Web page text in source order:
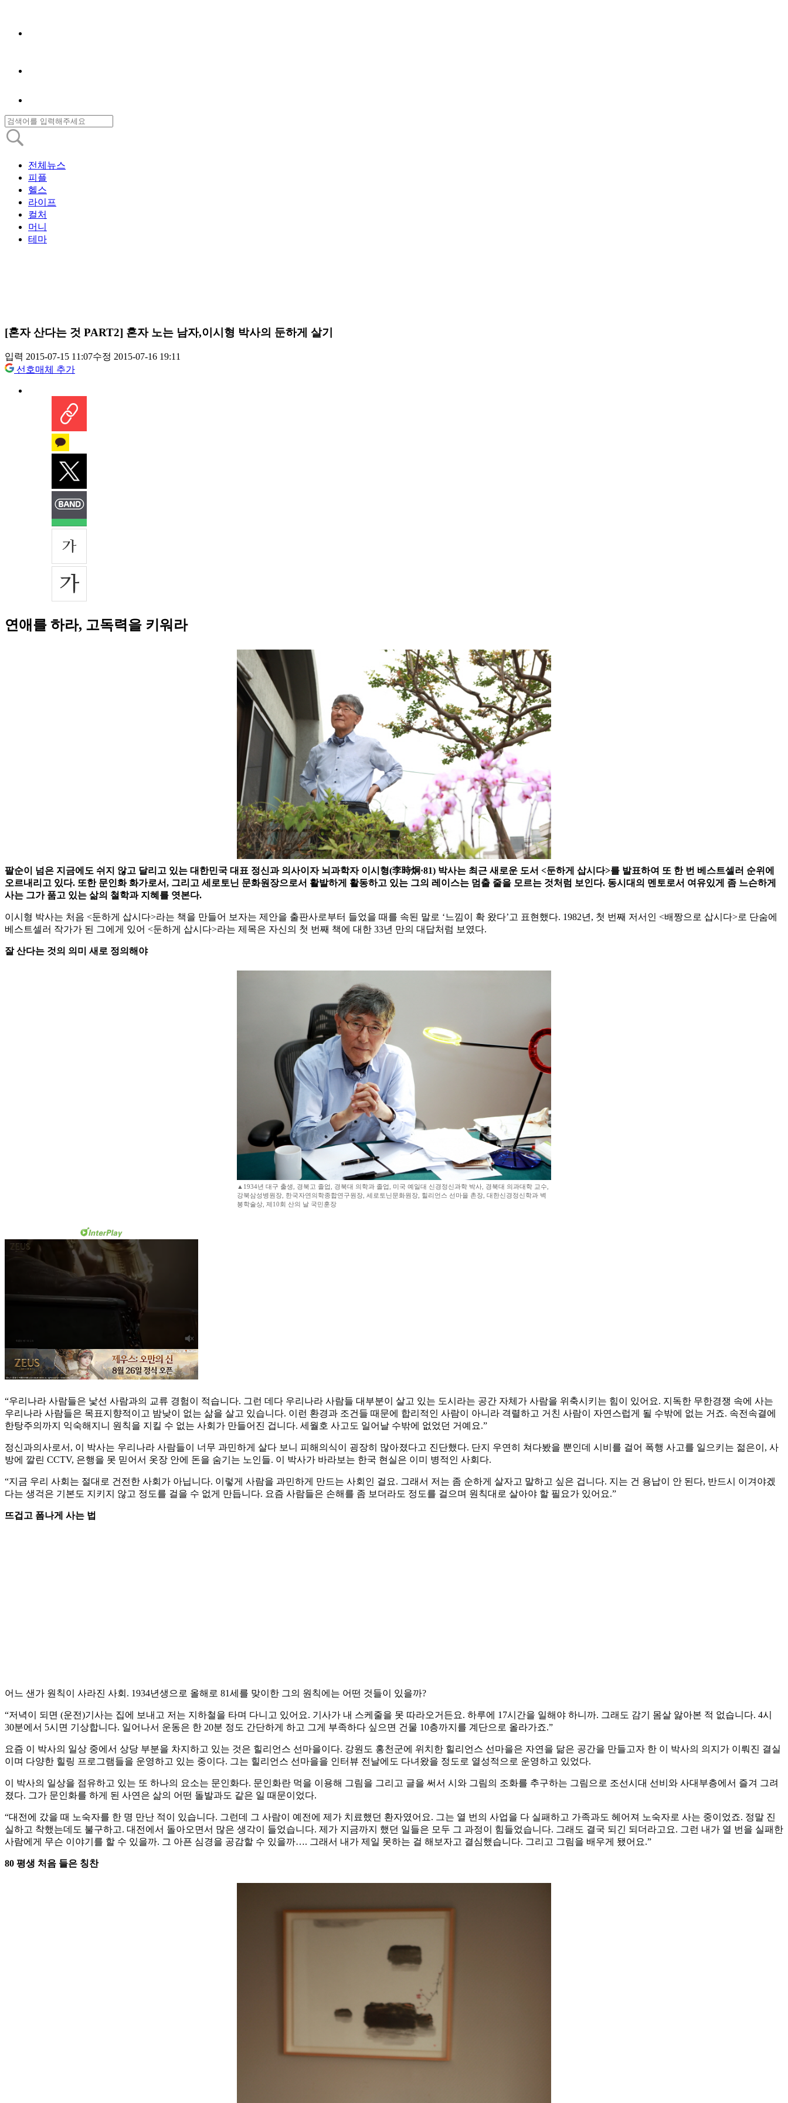
전체뉴스
피플
헬스
라이프
컬처
머니
테마
[혼자 산다는 것 PART2] 혼자 노는 남자,이시형 박사의 둔하게 살기
입력 2015-07-15 11:07수정 2015-07-16 19:11
선호매체 추가
연애를 하라, 고독력을 키워라
팔순이 넘은 지금에도 쉬지 않고 달리고 있는 대한민국 대표 정신과 의사이자 뇌과학자 이시형(李時炯·81) 박사는 최근 새로운 도서 <둔하게 삽시다>를 발표하여 또 한 번 베스트셀러 순위에
오르내리고 있다. 또한 문인화 화가로서, 그리고 세로토닌 문화원장으로서 활발하게 활동하고 있는 그의 레이스는 멈출 줄을 모르는 것처럼 보인다. 동시대의 멘토로서 여유있게 좀 느슨하게
사는 그가 품고 있는 삶의 철학과 지혜를 엿본다.
이시형 박사는 처음 <둔하게 삽시다>라는 책을 만들어 보자는 제안을 출판사로부터 들었을 때를 속된 말로 ‘느낌이 확 왔다’고 표현했다. 1982년, 첫 번째 저서인 <배짱으로 삽시다>로 단숨에
베스트셀러 작가가 된 그에게 있어 <둔하게 삽시다>라는 제목은 자신의 첫 번째 책에 대한 33년 만의 대답처럼 보였다.
잘 산다는 것의 의미 새로 정의해야
▲1934년 대구 출생, 경북고 졸업, 경북대 의학과 졸업, 미국 예일대 신경정신과학 박사, 경북대 의과대학 교수,
강북삼성병원장, 한국자연의학종합연구원장, 세로토닌문화원장, 힐리언스 선마을 촌장, 대한신경정신학과 벽
봉학술상, 제10회 산의 날 국민훈장
“우리나라 사람들은 낯선 사람과의 교류 경험이 적습니다. 그런 데다 우리나라 사람들 대부분이 살고 있는 도시라는 공간 자체가 사람을 위축시키는 힘이 있어요. 지독한 무한경쟁 속에 사는
우리나라 사람들은 목표지향적이고 밤낮이 없는 삶을 살고 있습니다. 이런 환경과 조건들 때문에 합리적인 사람이 아니라 격렬하고 거친 사람이 자연스럽게 될 수밖에 없는 거죠. 속전속결에
한탕주의까지 익숙해지니 원칙을 지킬 수 없는 사회가 만들어진 겁니다. 세월호 사고도 일어날 수밖에 없었던 거예요.”
정신과의사로서, 이 박사는 우리나라 사람들이 너무 과민하게 살다 보니 피해의식이 굉장히 많아졌다고 진단했다. 단지 우연히 쳐다봤을 뿐인데 시비를 걸어 폭행 사고를 일으키는 젊은이, 사
방에 깔린 CCTV, 은행을 못 믿어서 옷장 안에 돈을 숨기는 노인들. 이 박사가 바라보는 한국 현실은 이미 병적인 사회다.
“지금 우리 사회는 절대로 건전한 사회가 아닙니다. 이렇게 사람을 과민하게 만드는 사회인 걸요. 그래서 저는 좀 순하게 살자고 말하고 싶은 겁니다. 지는 건 용납이 안 된다, 반드시 이겨야겠
다는 생걱은 기본도 지키지 않고 정도를 걸을 수 없게 만듭니다. 요즘 사람들은 손해를 좀 보더라도 정도를 걸으며 원칙대로 살아야 할 필요가 있어요.”
뜨겁고 폼나게 사는 법
어느 샌가 원칙이 사라진 사회. 1934년생으로 올해로 81세를 맞이한 그의 원칙에는 어떤 것들이 있을까?
“저녁이 되면 (운전)기사는 집에 보내고 저는 지하철을 타며 다니고 있어요. 기사가 내 스케줄을 못 따라오거든요. 하루에 17시간을 일해야 하니까. 그래도 감기 몸살 앓아본 적 없습니다. 4시
30분에서 5시면 기상합니다. 일어나서 운동은 한 20분 정도 간단하게 하고 그게 부족하다 싶으면 건물 10층까지를 계단으로 올라가죠.”
요즘 이 박사의 일상 중에서 상당 부분을 차지하고 있는 것은 힐리언스 선마을이다. 강원도 홍천군에 위치한 힐리언스 선마을은 자연을 닮은 공간을 만들고자 한 이 박사의 의지가 이뤄진 결실
이며 다양한 힐링 프로그램들을 운영하고 있는 중이다. 그는 힐리언스 선마을을 인터뷰 전날에도 다녀왔을 정도로 열성적으로 운영하고 있었다.
이 박사의 일상을 점유하고 있는 또 하나의 요소는 문인화다. 문인화란 먹을 이용해 그림을 그리고 글을 써서 시와 그림의 조화를 추구하는 그림으로 조선시대 선비와 사대부층에서 즐겨 그려
졌다. 그가 문인화를 하게 된 사연은 삶의 어떤 돌발과도 같은 일 때문이었다.
“대전에 갔을 때 노숙자를 한 명 만난 적이 있습니다. 그런데 그 사람이 예전에 제가 치료했던 환자였어요. 그는 열 번의 사업을 다 실패하고 가족과도 헤어져 노숙자로 사는 중이었죠. 정말 진
실하고 착했는데도 불구하고. 대전에서 돌아오면서 많은 생각이 들었습니다. 제가 지금까지 했던 일들은 모두 그 과정이 힘들었습니다. 그래도 결국 되긴 되더라고요. 그런 내가 열 번을 실패한
사람에게 무슨 이야기를 할 수 있을까. 그 아픈 심경을 공감할 수 있을까…. 그래서 내가 제일 못하는 걸 해보자고 결심했습니다. 그리고 그림을 배우게 됐어요.”
80 평생 처음 들은 칭찬